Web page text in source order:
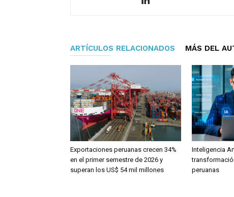
ARTÍCULOS RELACIONADOS MÁS DEL
Exportaciones peruanas crecen 34%
en el primer semestre de 2026 y
superan los US$ 54 mil millones
Inteligencia
peruanas